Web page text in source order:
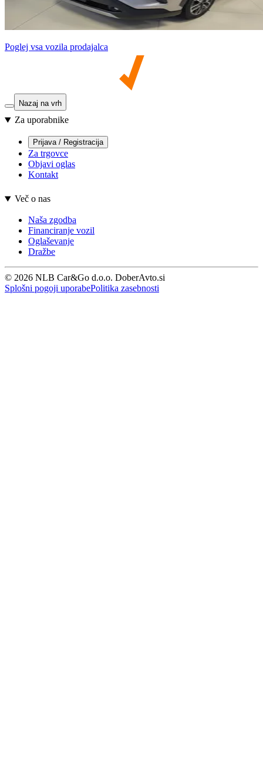
Poglej vsa vozila prodajalca
Nazaj na vrh
Za uporabnike
Prijava / Registracija
Za trgovce
Objavi oglas
Kontakt
Več o nas
Naša zgodba
Financiranje vozil
Oglaševanje
Dražbe
© 2026 NLB Car&Go d.o.o. DoberAvto.si
Splošni pogoji uporabePolitika zasebnosti